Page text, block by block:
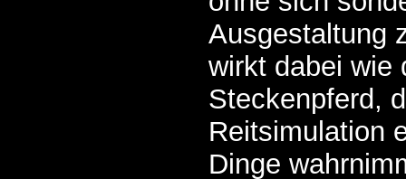
Ausgestaltung
wirkt dabei wie
Steckenpferd,
Reitsimulation
Dinge